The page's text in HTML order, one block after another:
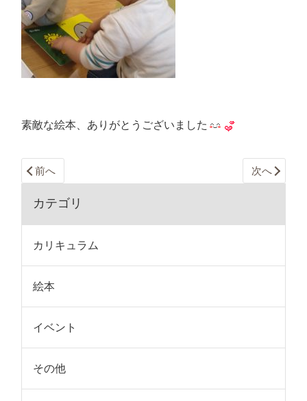
素敵な絵本、ありがとうございました
前へ 次へ
カテゴリ
カリキュラム
絵本
イベント
その他